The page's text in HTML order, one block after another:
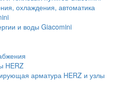
охлаждения, автоматика
и воды Giacomini
HERZ
арматура HERZ и узлы